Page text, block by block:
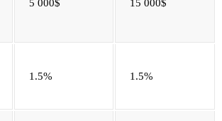
5 000$ 15 000$
1.5% 1.5%